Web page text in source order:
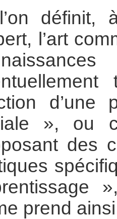
définit,
l’art
d’une
», ou
des
prend